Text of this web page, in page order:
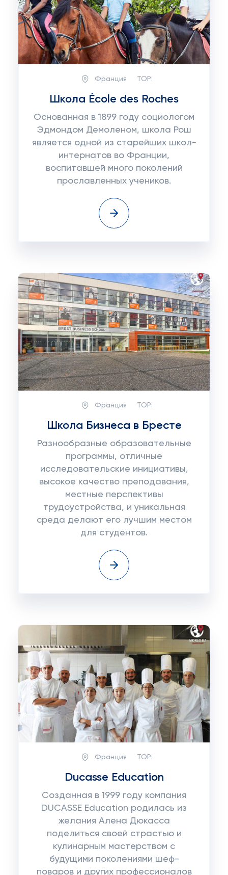
Франция TOP:
Школа École des Roches
Основанная в 1899 году социологом
Эдмондом Демоленом, школа Рош
является одной из старейших школ-
интернатов во Франции,
воспитавшей много поколений
прославленных учеников.
Франция TOP:
Школа Бизнеса в Бресте
Разнообразные образовательные
программы, отличные
исследовательские инициативы,
высокое качество преподавания,
местные перспективы
трудоустройства, и уникальная
среда делают его лучшим местом
для студентов.
Франция TOP:
Ducasse Education
Созданная в 1999 году компания
DUCASSE Education родилась из
желания Алена Дюкасса
поделиться своей страстью и
кулинарным мастерством с
будущими поколениями шеф-
поваров и других профессионалов